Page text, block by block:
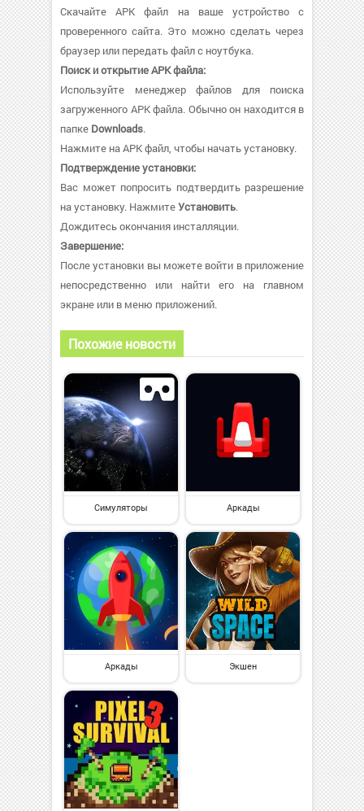
Скачайте APK файл на ваше устройство с
проверенного сайта. Это можно сделать через
браузер или передать файл с ноутбука.
Поиск и открытие APK файла:
Используйте менеджер файлов для поиска
загруженного APK файла. Обычно он находится в
папке Downloads.
Нажмите на APK файл, чтобы начать установку.
Подтверждение установки:
Вас может попросить подтвердить разрешение
на установку. НажмитеУстановить.
Дождитесь окончания инсталляции.
Завершение:
После установки вы можете войти в приложение
непосредственно или найти его на главном
экране или в меню приложений.
Похожие новости
Симуляторы Аркады
Аркады Экшен